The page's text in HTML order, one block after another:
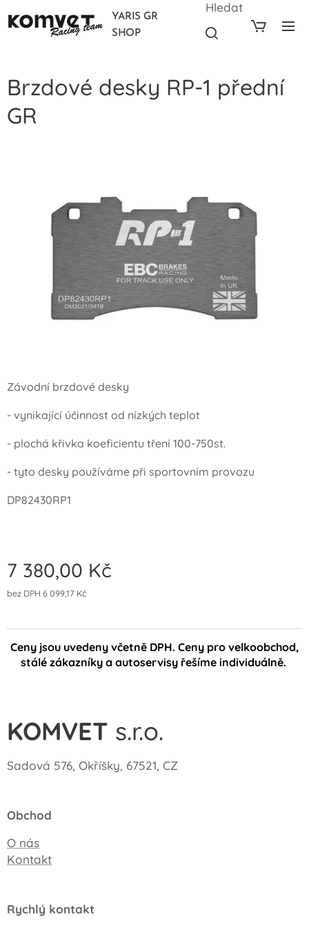
YARIS GR
SHOP
Hledat
Brzdové desky RP-1 přední
GR
Závodní brzdové desky
- vynikající účinnost od nízkých teplot
- plochá křivka koeficientu tření 100-750st.
- tyto desky používáme při sportovním provozu
DP82430RP1
7 380,00 Kč
bez DPH 6 099,17 Kč
Ceny jsou uvedeny včetně DPH. Ceny pro velkoobchod,
stálé zákazníky a autoservisy řešíme individuálně.
KOMVET s.r.o.
Sadová 576, Okříšky, 67521, CZ
Obchod
O nás
Kontakt
Rychlý kontakt